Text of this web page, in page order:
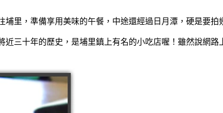
埔里，準備享用美味的午餐，中途還經過日月潭，硬是要拍
三十年的歷史，是埔里鎮上有名的小吃店喔！雖然說網